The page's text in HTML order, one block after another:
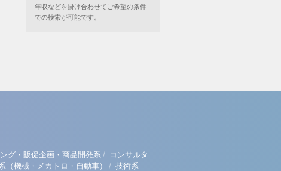
年収などを掛け合わせてご希望の条件
での検索が可能です。
グ・販促企画・商品開発系 / コンサルタ
（機械・メカトロ・自動車） / 技術系